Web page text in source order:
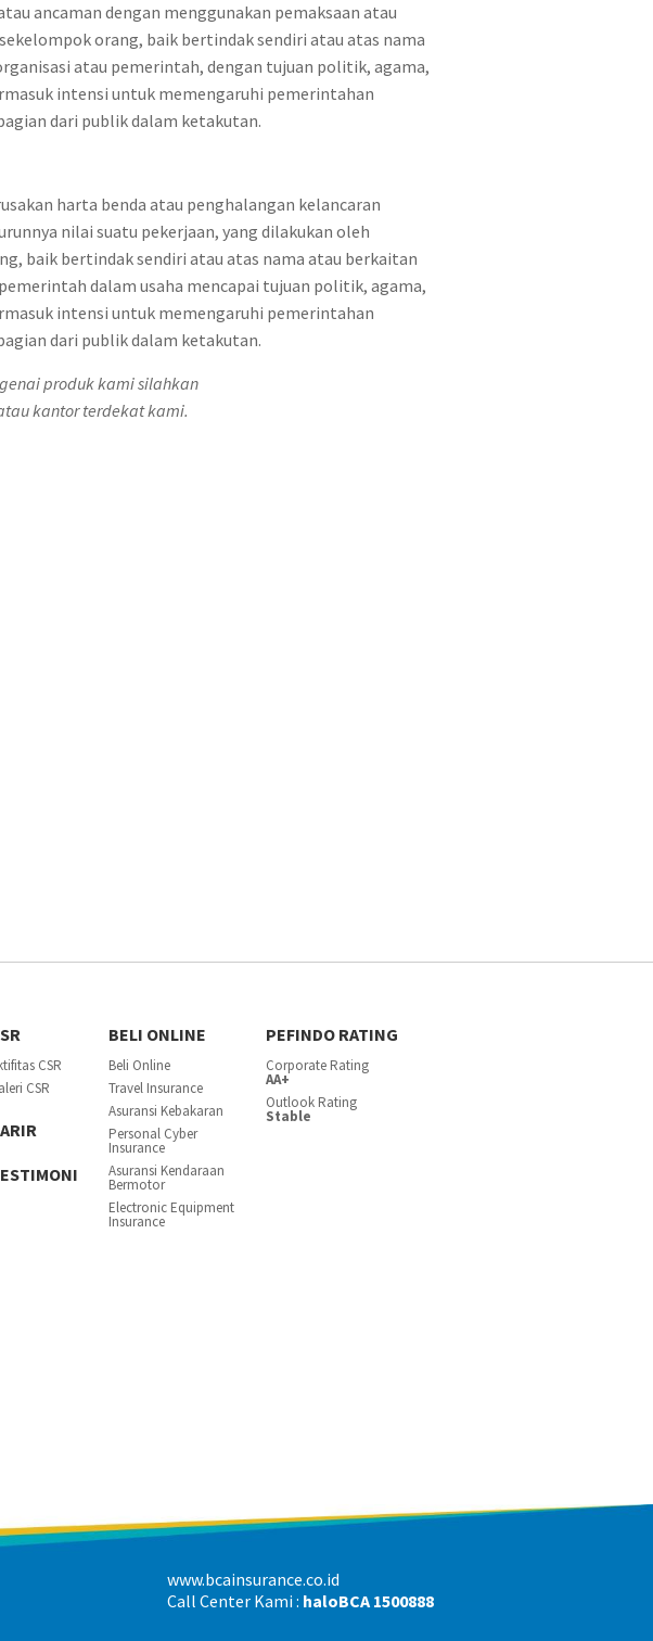
ancaman dengan menggunakan pemaksaan atau
orang, baik bertindak sendiri atau atas nama
atau pemerintah, dengan tujuan politik, agama,
intensi untuk memengaruhi pemerintahan
dari publik dalam ketakutan.
harta benda atau penghalangan kelancaran
nilai suatu pekerjaan, yang dilakukan oleh
baik bertindak sendiri atau atas nama atau berkaitan
dalam usaha mencapai tujuan politik, agama,
intensi untuk memengaruhi pemerintahan
dari publik dalam ketakutan.
produk kami silahkan
kantor terdekat kami.
CSR
CSR
BELI ONLINE
Beli Online
Travel Insurance
Asuransi Kebakaran
Personal Cyber
Insurance
Asuransi Kendaraan
Bermotor
Electronic Equipment
Insurance
PEFINDO RATING
Corporate Rating
AA+
Outlook Rating
Stable
www.bcainsurance.co.id
Call Center Kami : haloBCA 1500888